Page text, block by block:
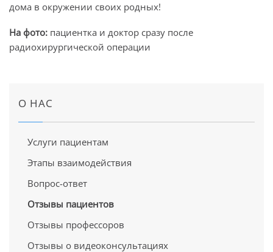
дома в окружении своих родных!
На фото: пациентка и доктор сразу после
радиохирургической операции
О НАС
Услуги пациентам
Этапы взаимодействия
Вопрос-ответ
Отзывы пациентов
Отзывы профессоров
Отзывы о видеоконсультациях